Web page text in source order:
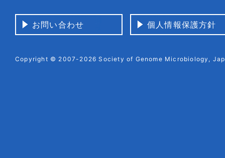
お問い合わせ 個人情報保護方針
Copyright © 2007-2026 Society of Genome Microbiology,